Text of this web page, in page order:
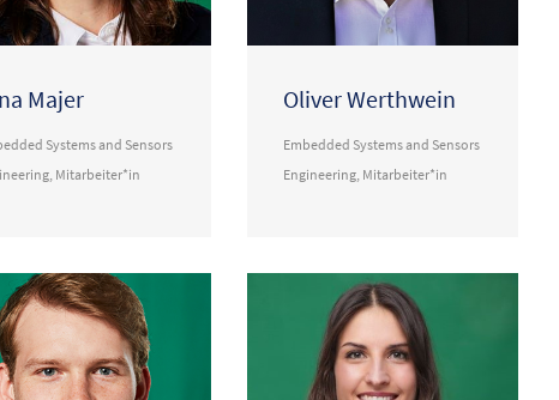
Majer
Systems and Sensors
Mitarbeiter*in
Oliver Werthwein
Embedded Systems and Sensors
Engineering Mitarbeiter*in